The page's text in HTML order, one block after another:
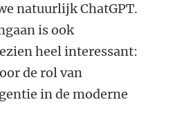
natuurlijk ChatGPT.
is ook
heel interessant:
de rol van
in de moderne